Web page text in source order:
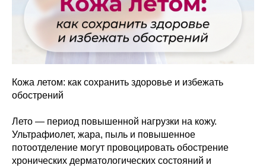
Кожа летом: как сохранить здоровье и избежать
обострений
Лето — период повышенной нагрузки на кожу.
Ультрафиолет, жара, пыль и повышенное
потоотделение могут провоцировать обострение
хронических дерматологических состояний и